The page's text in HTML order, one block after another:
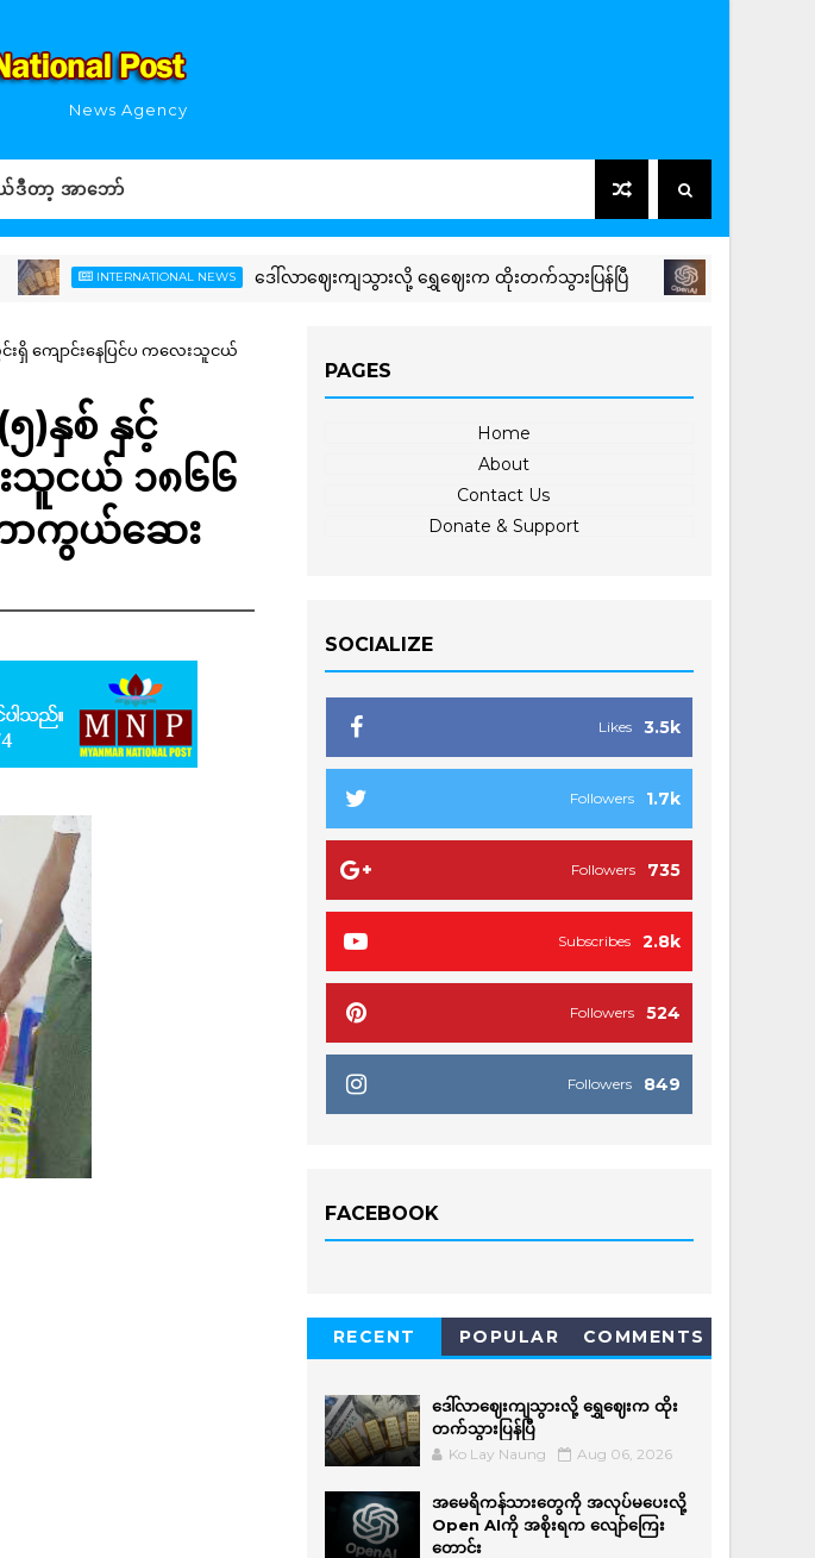
News Agency
ဒီတာ့ အာဘော်
INTERNATIONAL NEWS ဒေါ်လာဈေးကျသွားလို့ ရွှေဈေးက ထိုးတက်သွားပြန်ပြီ INTERNATIONAL
းရှိ ကျောင်းနေပြင်ပ ကလေးသူငယ်
)နှစ် နှင့်
းသူငယ် ၁၈၆၆
ာကွယ်ဆေး
PAGES
Home
About
Contact Us
Donate & Support
SOCIALIZE
3.5k
Likes
1.7k
Followers
735
Followers
2.8k
Subscribes
524
Followers
849
Followers
FACEBOOK
RECENT POPULAR COMMENTS
ဒေါ်လာဈေးကျသွားလို့ ရွှေဈေးက ထိုး
တက်သွားပြန်ပြီ
Ko Lay Naung Aug 06, 2026
အမေရိကန်သားတွေကို အလုပ်မပေးလို့
Open AIကို အစိုးရက လျော်ကြေး
တောင်း